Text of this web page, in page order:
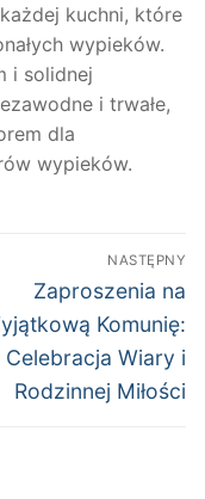
kuchni, które
wypieków.
i solidnej
i trwałe,
dla
wypieków.
NASTĘPNY
Następny
wpis:
Zaproszenia na
Komunię:
Celebracja Wiary i
Rodzinnej Miłości